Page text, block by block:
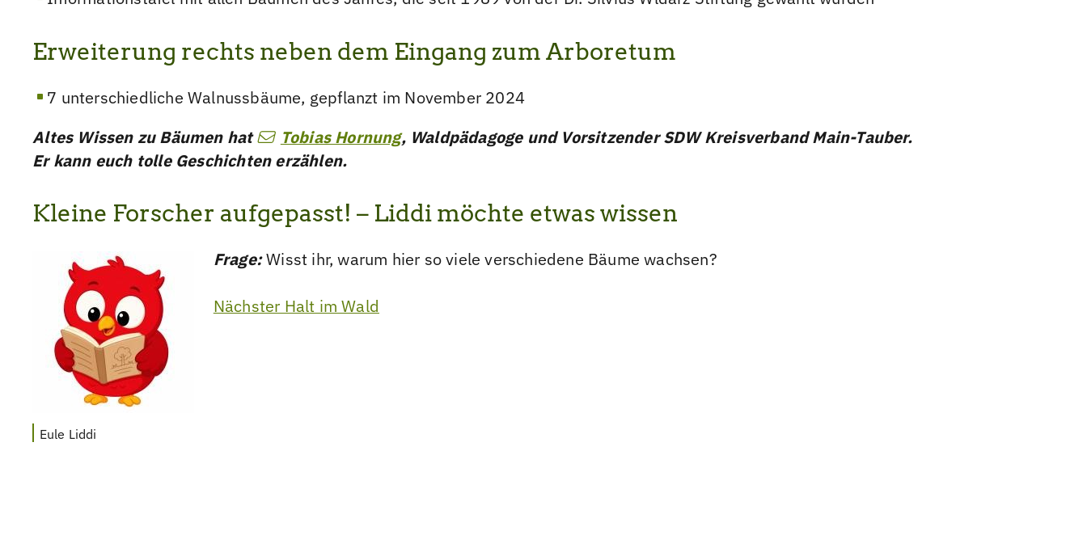
Erweiterung rechts neben dem Eingang zum Arboretum
7 unterschiedliche Walnussbäume, gepflanzt im November 2024
Altes Wissen zu Bäumen hat
Tobias Hornung, Waldpädagoge und Vorsitzender SDW Kreisverband Main-Tauber.
Er kann euch tolle Geschichten erzählen.
Kleine Forscher aufgepasst! – Liddi möchte etwas wissen
Eule Liddi
Frage:Wisst ihr, warum hier so viele verschiedene Bäume wachsen?
Nächster Halt im Wald